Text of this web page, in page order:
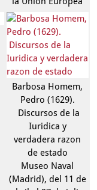
Barbosa Homem,
Pedro (1629).
Discursos de la
Iuridica y
verdadera razon
de estado
Museo Naval
(Madrid), del 11 de